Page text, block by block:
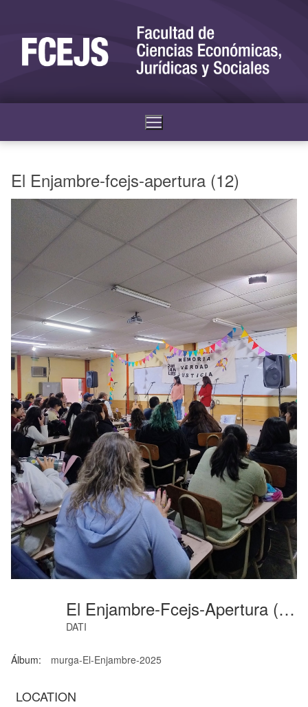
El Enjambre-fcejs-apertura (12)
El Enjambre-Fcejs-Apertura (12)
DATI
Álbum: murga-El-Enjambre-2025
LOCATION